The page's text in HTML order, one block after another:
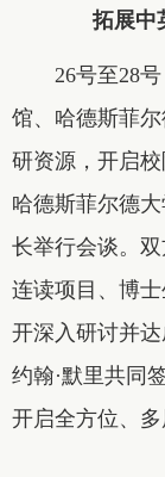
拓展中
26号至28
馆、哈德斯菲
研资源，开启
哈德斯菲尔德
长举行会谈。
连读项目、博
开深入研讨并
约翰·默里共同
开启全方位、多